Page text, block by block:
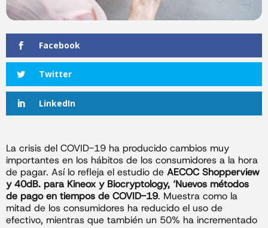
Facebook
Twitter
LinkedIn
La crisis del COVID-19 ha producido cambios muy
importantes en los hábitos de los consumidores a la hora
de pagar. Así lo refleja el estudio de AECOC Shopperview
y 40dB. para Kineox y Biocryptology, ‘Nuevos métodos
de pago en tiempos de COVID-19. Muestra como la
mitad de los consumidores ha reducido el uso de
efectivo, mientras que también un 50% ha incrementado